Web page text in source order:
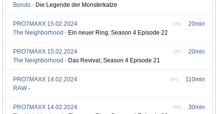
Boruto - Die Legende der Monsterkatze
20min
EPG
PRO7MAXX 15.02.2024
The Neighborhood - Ein neuer Ring; Season 4 Episode 22
20min
EPG
PRO7MAXX 15.02.2024
The Neighborhood - Das Revival; Season 4 Episode 21
110min
EPG
PRO7MAXX 14.02.2024
RAW -
30min
EPG
PRO7MAXX 14.02.2024